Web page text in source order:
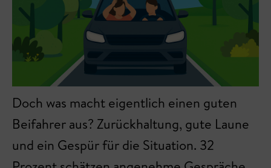
Doch was macht eigentlich einen guten
Beifahrer aus? Zurückhaltung, gute Laune
und ein Gespür für die Situation. 32